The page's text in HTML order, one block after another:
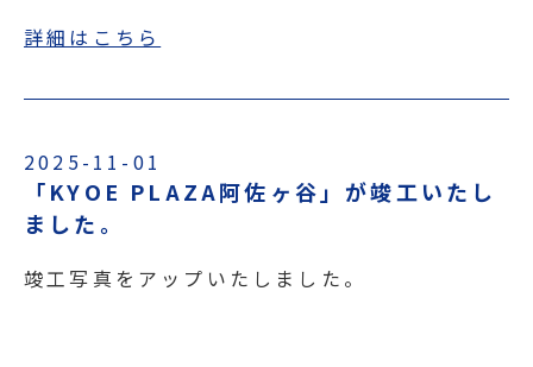
詳細はこちら
2025-11-01
「KYOE PLAZA阿佐ヶ谷」が竣工いたし
ました。
竣工写真をアップいたしました。